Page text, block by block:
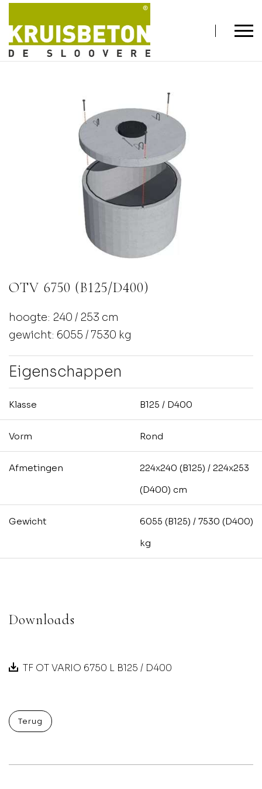
OTV 6750 (B125/D400)
hoogte: 240 / 253 cm
gewicht: 6055 / 7530 kg
Eigenschappen
Klasse B125 / D400
Vorm Rond
Afmetingen
224x240 (B125) / 224x253
(D400) cm
Gewicht
6055 (B125) / 7530 (D400)
kg
Downloads
TF OT VARIO 6750 L B125 / D400
Terug